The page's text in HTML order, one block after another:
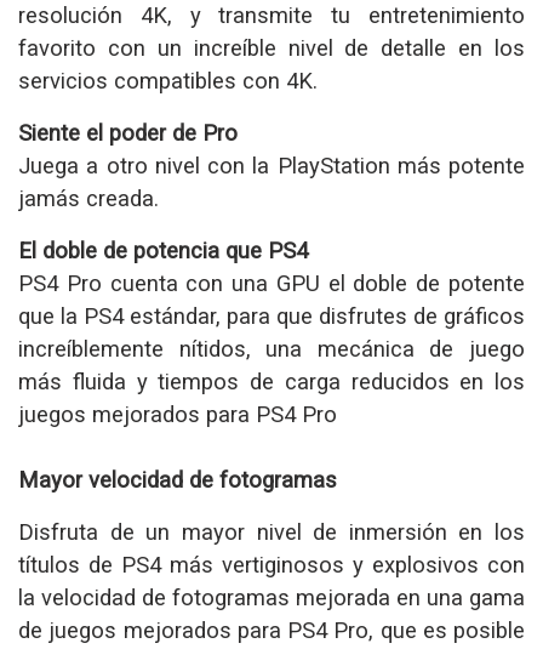
resolución 4K, y transmite tu entretenimiento
favorito con un increíble nivel de detalle en los
servicios compatibles con 4K.
Siente el poder de Pro
Juega a otro nivel con la PlayStation más potente
jamás creada.
El doble de potencia que PS4
PS4 Pro cuenta con una GPU el doble de potente
que la PS4 estándar, para que disfrutes de gráficos
increíblemente nítidos, una mecánica de juego
más fluida y tiempos de carga reducidos en los
juegos mejorados para PS4 Pro
Mayor velocidad de fotogramas
Disfruta de un mayor nivel de inmersión en los
títulos de PS4 más vertiginosos y explosivos con
la velocidad de fotogramas mejorada en una gama
de juegos mejorados para PS4 Pro, que es posible